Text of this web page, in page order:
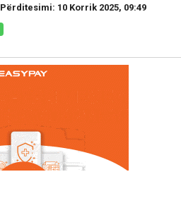
Përditesimi: 10 Korrik 2025, 09:49